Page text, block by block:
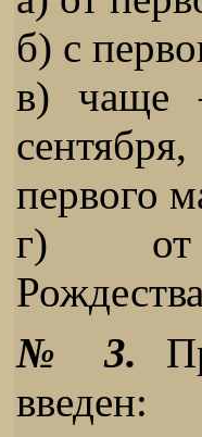
б) с
в) чаще
первого
г) от
№ 3.
введен: